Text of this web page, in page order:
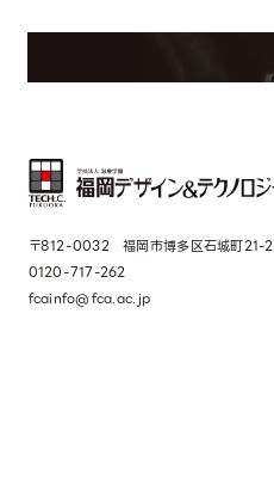
〒812-0032 福岡市博多区石城町21-2
0120-717-262
fcainfo@fca.ac.jp